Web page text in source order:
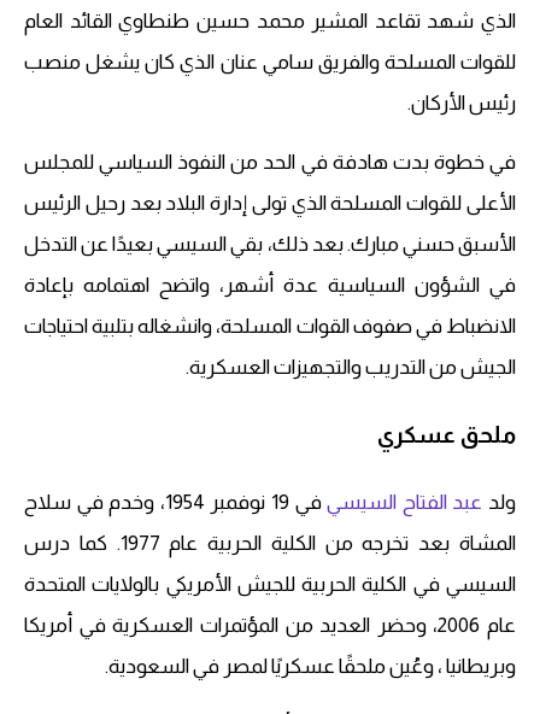
الذي شهد تقاعد المشير محمد حسين طنطاوي القائد العام
للقوات المسلحة والفريق سامي عنان الذي كان يشغل منصب
رئيس الأركان.
في خطوة بدت هادفة في الحد من النفوذ السياسي للمجلس
الأعلى للقوات المسلحة الذي تولى إدارة البلاد بعد رحيل الرئيس
الأسبق حسني مبارك. بعد ذلك، بقي السيسي بعيدًا عن التدخل
في الشؤون السياسية عدة أشهر، واتضح اهتمامه بإعادة
الانضباط في صفوف القوات المسلحة، وانشغاله بتلبية احتياجات
الجيش من التدريب والتجهيزات العسكرية.
ملحق عسكري
ولد عبد الفتاح السيسي
في 19 نوفمبر 1954، وخدم في سلاح
المشاة بعد تخرجه من الكلية الحربية عام 1977. كما درس
السيسي في الكلية الحربية للجيش الأمريكي بالولايات المتحدة
عام 2006، وحضر العديد من المؤتمرات العسكرية في أمريكا
وبريطانيا ، وعُين ملحقًا عسكريًا لمصر في السعودية.